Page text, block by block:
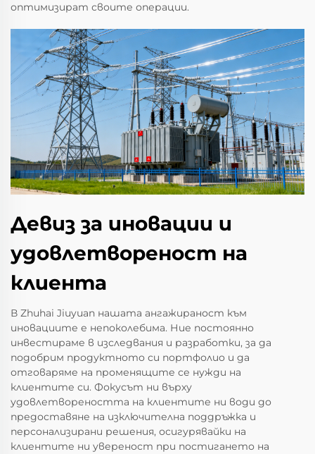
оптимизират своите операции.
Девиз за иновации и
удовлетвореност на
клиента
В Zhuhai Jiuyuan нашата ангажираност към
иновациите е непоколебима. Ние постоянно
инвестираме в изследвания и разработки, за да
подобрим продуктното си портфолио и да
отговаряме на променящите се нужди на
клиентите си. Фокусът ни върху
удовлетвореността на клиентите ни води до
предоставяне на изключителна поддръжка и
персонализирани решения, осигурявайки на
клиентите ни увереност при постигането на